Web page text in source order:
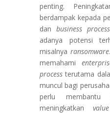
penting.
berdampak kepada
dan business process
adanya potensi
misalnyaransomware
memahami
processterutama
muncul bagi
perlu membantu
meningkatkanvalue